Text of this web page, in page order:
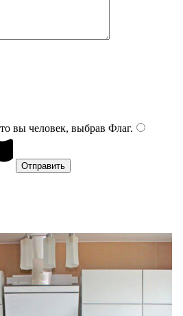
вы человек, выбрав Флаг.